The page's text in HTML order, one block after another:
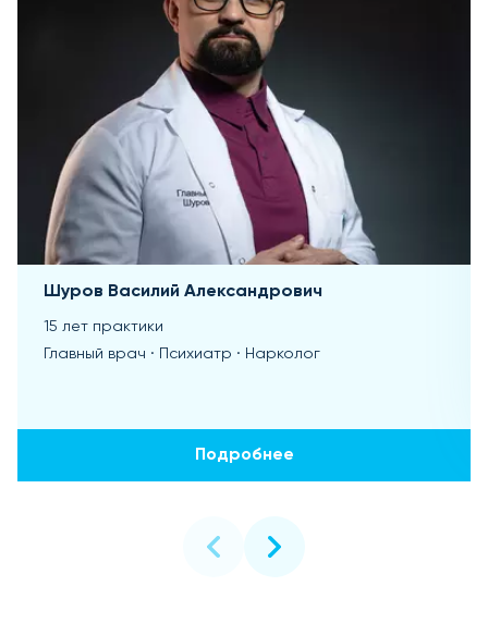
Шуров Василий Александрович
15 лет практики
Главный врач · Психиатр · Нарколог
Подробнее